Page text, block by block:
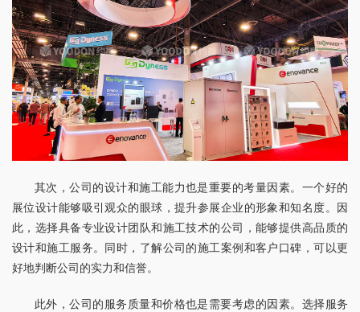
其次，公司的设计和施工能力也是重要的考量因素。一个好的
展位设计能够吸引观众的眼球，提升参展企业的形象和知名度。因
此，选择具备专业设计团队和施工技术的公司，能够提供高品质的
设计和施工服务。同时，了解公司的施工案例和客户口碑，可以更
好地判断公司的实力和信誉。
此外，公司的服务质量和价格也是需要考虑的因素。选择服务